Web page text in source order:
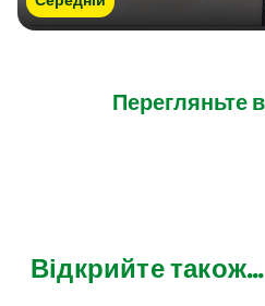
Перегляньте
Відкрийте також...